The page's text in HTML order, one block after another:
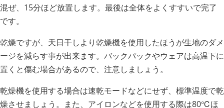
混ぜ、15分ほど放置します。最後は全体をよくすすいで完了
です。
乾燥ですが、天日干しより乾燥機を使用したほうが生地のダメ
ージを減らす事が出来ます。バックパックやウェアは高温下に
置くと傷む場合があるので、注意しましょう。
乾燥機を使用する場合は速乾モードなどにせず、標準温度で乾
燥させましょう。また、アイロンなどを使用する際は80℃ほ